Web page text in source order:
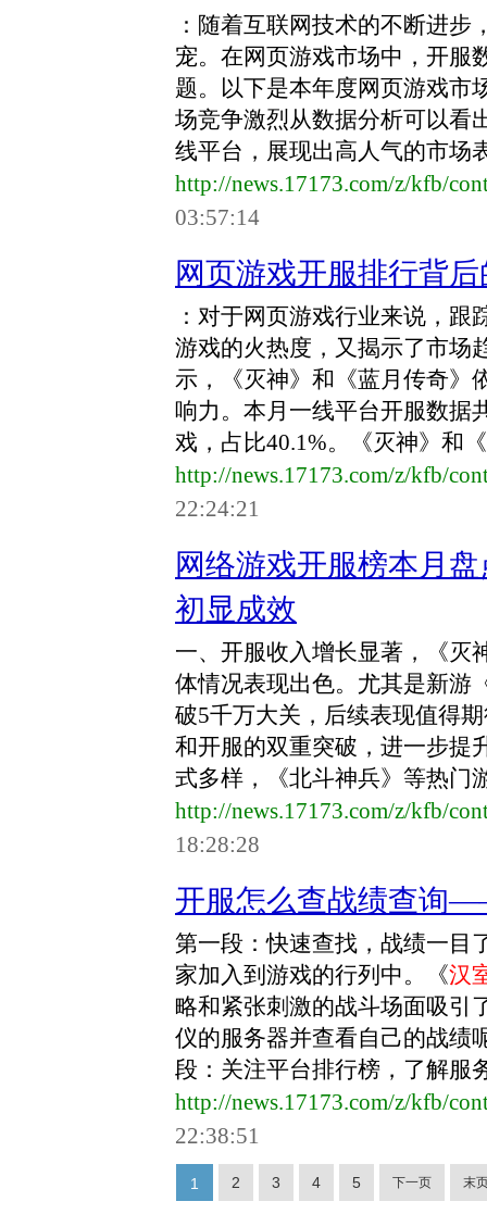
：随着互联网技术的不断进
宠。在网页游戏市场中，开服
题。以下是本年度网页游戏市
场竞争激烈从数据分析可以看
线平台，展现出高人气的市场
http://news.17173.com/z/kfb/
03:57:14
网页游戏开服排行背
：对于网页游戏行业来说，
游戏的火热度，又揭示了市场
示，《灭神》和《蓝月传奇》
响力。本月一线平台开服数据
戏，占比40.1%。《灭神》和
http://news.17173.com/z/kfb/
22:24:21
网络游戏开服榜本月
初显成效
一、开服收入增长显著，《灭
体情况表现出色。尤其是新游
破5千万大关，后续表现值得
和开服的双重突破，进一步提
式多样，《北斗神兵》等热门
http://news.17173.com/z/kfb/
18:28:28
开服怎么查战绩查询
第一段：快速查找，战绩一目
家加入到游戏的行列中。《汉
略和紧张刺激的战斗场面吸引
仪的服务器并查看自己的战绩
段：关注平台排行榜，了解服
http://news.17173.com/z/kfb/
22:38:51
1 2 3 4 5 下一页 末